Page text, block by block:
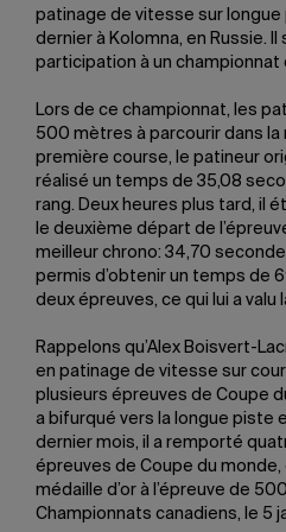
patinage de vitesse sur
dernier à Kolomna, en Russie. Il
participation à un championnat
Lors de ce championnat, les
500 mètres à parcourir dans la
première course, le patineur
réalisé un temps de 35,08
rang. Deux heures plus tard, il
le deuxième départ de
meilleur chrono: 34,70
permis d’obtenir un temps de
deux épreuves, ce qui lui a valu
Rappelons qu’Alex Boisvert-
en patinage de vitesse sur
plusieurs épreuves de Coupe
a bifurqué vers la longue piste
dernier mois, il a remporté
épreuves de Coupe du monde,
médaille d’or à l’épreuve de
Championnats canadiens, le 5